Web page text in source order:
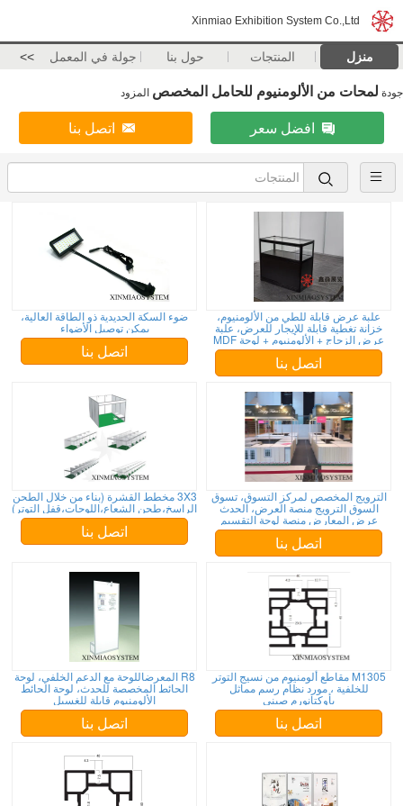
Xinmiao Exhibition System Co.,Ltd
منزل المنتجات حول بنا جولة في المعمل >>
جودة لمحات من الألومنيوم للحامل المخصص المزود
افضل سعر اتصل بنا
ضوء السكة الحديدية ذو الطاقة العالية،
يمكن توصيل الأضواء
اتصل بنا
علبة عرض قابلة للطي من الألومنيوم،
خزانة تغطية قابلة للإيجار للعرض، علبة
عرض الزجاج + الألومنيوم + لوحة MDF
اتصل بنا
3X3 مخطط القشرة (بناء من خلال الطحن
الراسخ،طحن الشعاع،اللوحات،قفل التوتر)
اتصل بنا
الترويج المخصص لمركز التسوق، تسوق
السوق الترويج منصة العرض، الحدث
عرض المعارض منصة لوحة التقسيم
اتصل بنا
R8 المعرضاللوحة مع الدعم الخلفي، لوحة
الحائط المخصصة للحدث، لوحة الحائط
الألومنيوم قابلة للغسيل
اتصل بنا
M1305 مقاطع ألومنيوم من نسيج التوتر
للخلفية ، مورد نظام رسم مماثل
بأوكتانورم صيني
اتصل بنا